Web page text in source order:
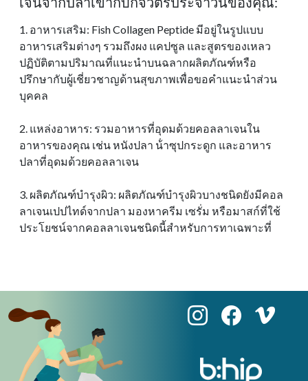
1. อาหารเสริม: Fish Collagen Peptide มีอยู่ในรูปแบบ
อาหารเสริมต่างๆ รวมถึงผง แคปซูล และสูตรของเหลว
ปฏิบัติตามปริมาณที่แนะนําบนฉลากผลิตภัณฑ์หรือ
ปรึกษากับผู้เชี่ยวชาญด้านสุขภาพเพื่อขอคําแนะนําส่วน
บุคคล
2. แหล่งอาหาร: รวมอาหารที่อุดมด้วยคอลลาเจนใน
อาหารของคุณ เช่น หนังปลา น้ําซุปกระดูก และอาหาร
ปลาที่อุดมด้วยคอลลาเจน
3. ผลิตภัณฑ์บํารุงผิว: ผลิตภัณฑ์บํารุงผิวบางชนิดยังมีคอล
ลาเจนเปปไทด์จากปลา มองหาครีม เซรั่ม หรือมาสก์ที่ใช้
ประโยชน์จากคอลลาเจนชนิดนี้สําหรับการทาเฉพาะที่